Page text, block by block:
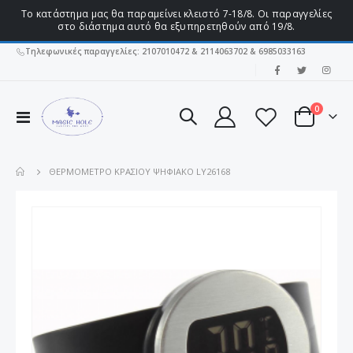
Το κατάστημα μας θα παραμείνει κλειστό 7-18/8. Οι παραγγελίες
στο διάστημα αυτό θα εξυπηρετηθούν από 19/8.
Τηλεφωνικές παραγγελίες: 2107010472 & 2114063702 & 6985033163
Εναλλαγή
Πλοήγησης
Cart
0
ΘΕΡΜΌΜΕΤΡΟ ΚΡΑΣΙΟΎ ΨΗΦΙΑΚΌ LY26168